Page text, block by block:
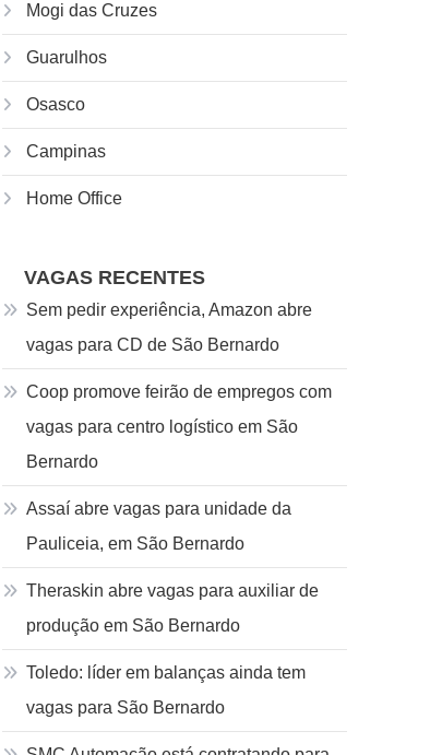
Mogi das Cruzes
Guarulhos
Osasco
Campinas
Home Office
VAGAS RECENTES
Sem pedir experiência, Amazon abre
vagas para CD de São Bernardo
Coop promove feirão de empregos com
vagas para centro logístico em São
Bernardo
Assaí abre vagas para unidade da
Pauliceia, em São Bernardo
Theraskin abre vagas para auxiliar de
produção em São Bernardo
Toledo: líder em balanças ainda tem
vagas para São Bernardo